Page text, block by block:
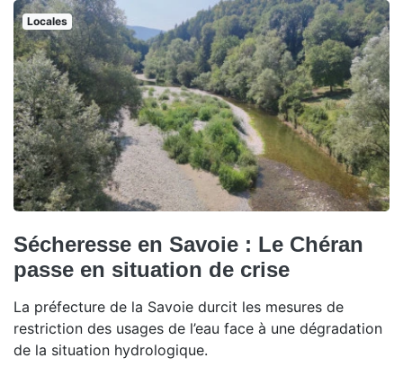
Locales
Sécheresse en Savoie : Le Chéran
passe en situation de crise
La préfecture de la Savoie durcit les mesures de
restriction des usages de l’eau face à une dégradation
de la situation hydrologique.